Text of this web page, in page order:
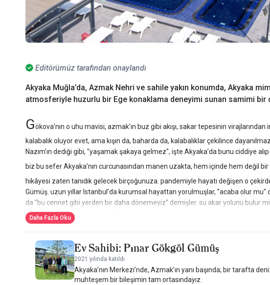
Editörümüz tarafından onaylandı
Akyaka Muğla’da, Azmak Nehri ve sahile yakın konumda, Akyaka
atmosferiyle huzurlu bir Ege konaklama deneyimi sunan samimi bir
Gökova’nın o uhu mavisi, azmak'ın buz gibi akışı, sakar tepesinin
kalabalık oluyor evet, ama kışın da, baharda da, kalabalıklar çekilince
Nazım'ın dediği gibi, "yaşamak şakaya gelmez", işte Akyaka’da bunu ciddiye alıp
biz bu sefer Akyaka’nın curcunasından manen uzakta, hem içinde hem değil bir
hikâyesi zaten tanıdık gelecek birçoğunuza. pandemiyle hayatı değişen o
Gümüş. uzun yıllar Istanbul’da kurumsal hayattan yorulmuşlar, "acaba olur mu"
da "bu cennet gibi yerden bir daha dönemeyiz" demişler. su akar yolunu bulur
olmuş. 5 yıldır da misafirlerini, "nereye gidersek gidelim nasıl ağırlanmak
gibi, öyle diyorlar, insan da inanıyor.
mimari tarafı Akyaka ruhuna tam oturuyor. oda ve dairelerin hepsinde bir teras
az kişinin bildiği, hala ziyarete açılamayan Akyaka kalesine, bazıları Sakar
kısmında Nail Çakırhan imzalı o meşhur el işçiliği ahşap tavanlar duruyor. bu
ekip günlerce sadece fırçayla yangına dayanıklı vernik uygulamış. bu eforu
Daha Fazla Oku
Ev Sahibi: Pınar Gökgöl Gümüş
2021 yılında katıldı
Akyaka’nın Merkezi’nde, Azmak’ın yanı başında; bir tarafta
muhteşem bir bileşimin tam ortasındayız.